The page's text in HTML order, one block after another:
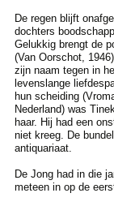
De regen blijft
dochters
Gelukkig brengt de
(Van Oorschot,
zijn naam tegen in
levenslange
hun scheiding
Nederland) was
haar. Hij had een
niet kreeg. De
antiquariaat.
De Jong had in die
meteen in op de